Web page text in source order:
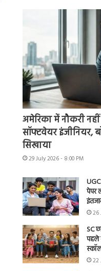
अमेरिका में नौकरी
सॉफ्टवेयर
सिखाया
29 July 2026 - 8:00 PM
पेपर
26
SC
पहले
22